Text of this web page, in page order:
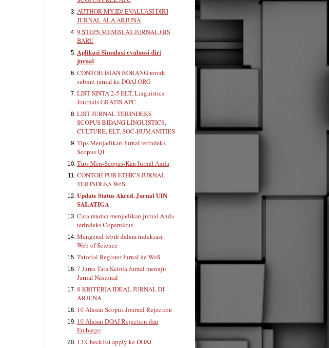
AUTHOR.MY.ID/ EVALUASI DIRI
JURNAL ALA ARJUNA
9 STEPS MEMBUAT JURNAL OJS
BARU
Aplikasi Simulasi evaluasi diri
jurnal
CONTOH ISIAN BORANG untuk
submit jurnal ke DOAJ.ORG
LIST SINTA 2-5 ELT, Linguistics
Journals GRATIS APC
LIST JURNAL TERINDEKS
SCOPUS BIDANG LINGUISTICS,
CULTURE, ELT, SOC-HUMANITIES
Tips Menjadikan Jurnal terindeks
Scopus Q1
Tips Men-Scopus-Kan Jurnal Anda
CONTOH PUB ETHICS JURNAL
TERINDEKS WoS
Update Status Akred. Jurnal UIN
SALATIGA
Cara mudah menjadikan jurnal Anda
terindeks Copernicus
Mengenal lebih dalam indeksasi
Web of Science
Tutorial Register Jurnal ke WoS
7 Jurus Tata Kelola Jurnal menuju
Jurnal Nasional
8 KRITERIA IDEAL JURNAL DI
ARJUNA
10 Alasan Scopus Journal Rejection
10 Alasan DOAJ Rejection dan
Embargo
13 Checklist apply ke DOAJ